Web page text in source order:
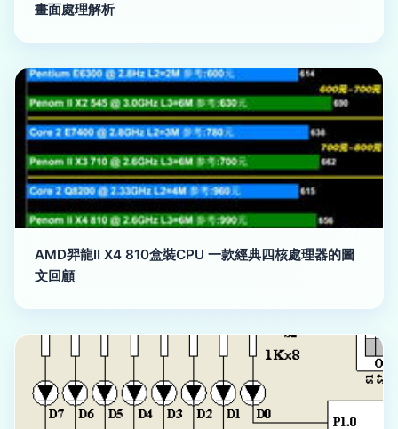
畫面處理解析
AMD羿龍II X4 810盒裝CPU 一款經典四核處理器的圖
文回顧